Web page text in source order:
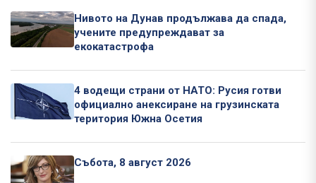
Нивото на Дунав продължава да спада,
учените предупреждават за
екокатастрофа
4 водещи страни от НАТО: Русия готви
официално анексиране на грузинската
територия Южна Осетия
Събота, 8 август 2026